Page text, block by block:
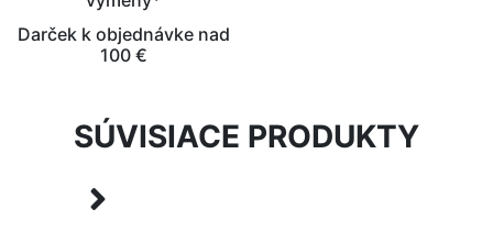
Darček k objednávke nad
100 €
SÚVISIACE PRODUKTY